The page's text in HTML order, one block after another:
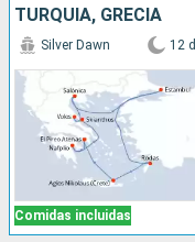
TURQUÍA, GRECIA
Comidas incluidas
Silver Dawn 12 d